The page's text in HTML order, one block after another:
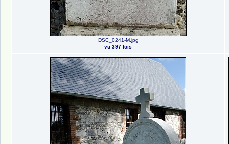
DSC_0241-M.jpg
vu 397 fois